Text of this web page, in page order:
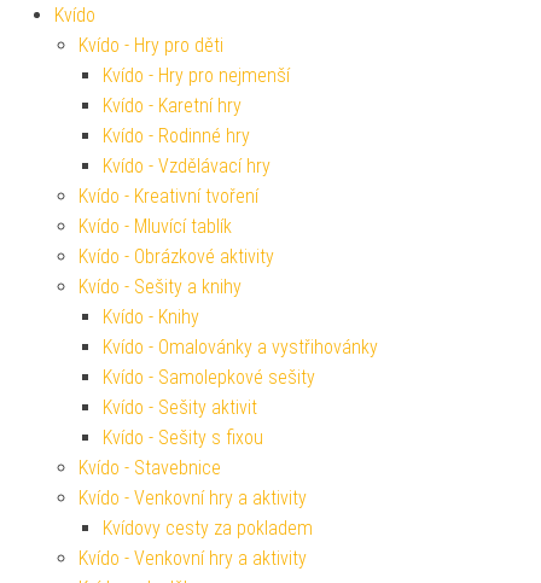
Kvído
Kvído - Hry pro děti
Kvído - Hry pro nejmenší
Kvído - Karetní hry
Kvído - Rodinné hry
Kvído - Vzdělávací hry
Kvído - Kreativní tvoření
Kvído - Mluvící tablík
Kvído - Obrázkové aktivity
Kvído - Sešity a knihy
Kvído - Knihy
Kvído - Omalovánky a vystřihovánky
Kvído - Samolepkové sešity
Kvído - Sešity aktivit
Kvído - Sešity s fixou
Kvído - Stavebnice
Kvído - Venkovní hry a aktivity
Kvídovy cesty za pokladem
Kvído - Venkovní hry a aktivity